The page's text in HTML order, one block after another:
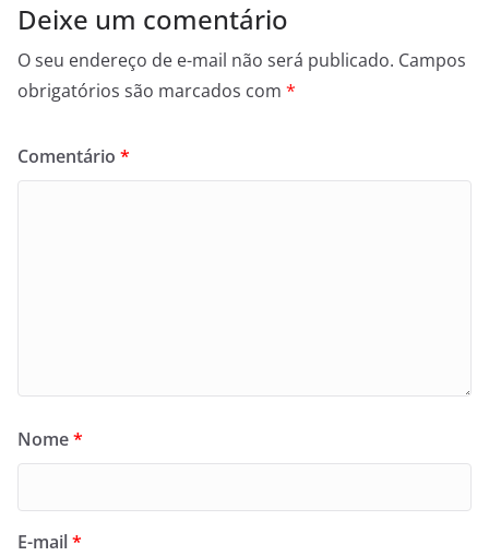
Deixe um comentário
O seu endereço de e-mail não será publicado. Campos
obrigatórios são marcados com *
Comentário *
Nome*
E-mail*